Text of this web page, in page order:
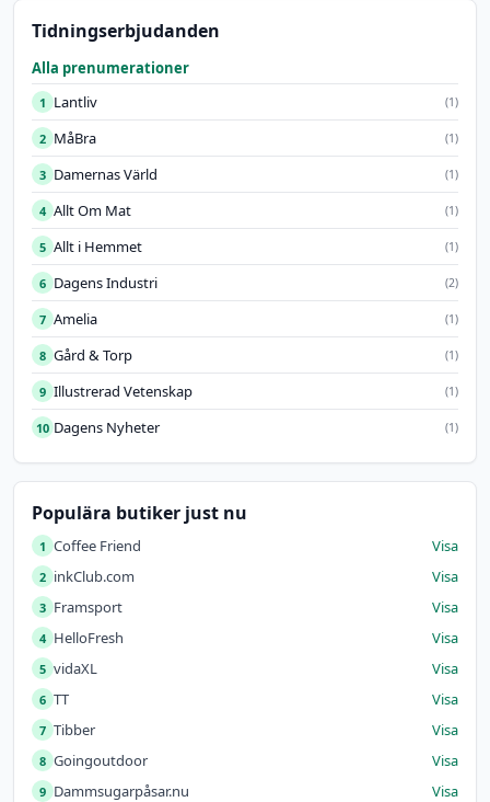
Tidningserbjudanden
Alla prenumerationer
1 Lantliv (1)
2 MåBra (1)
3 Damernas Värld (1)
4 Allt Om Mat (1)
5 Allt i Hemmet (1)
6 Dagens Industri (2)
7 Amelia (1)
8 Gård & Torp (1)
9 Illustrerad Vetenskap (1)
10 Dagens Nyheter (1)
Populära butiker just nu
1 Coffee Friend Visa
2 inkClub.com Visa
3 Framsport Visa
4 HelloFresh Visa
5 vidaXL Visa
6 TT Visa
7 Tibber Visa
8 Goingoutdoor Visa
9 Dammsugarpåsar.nu Visa